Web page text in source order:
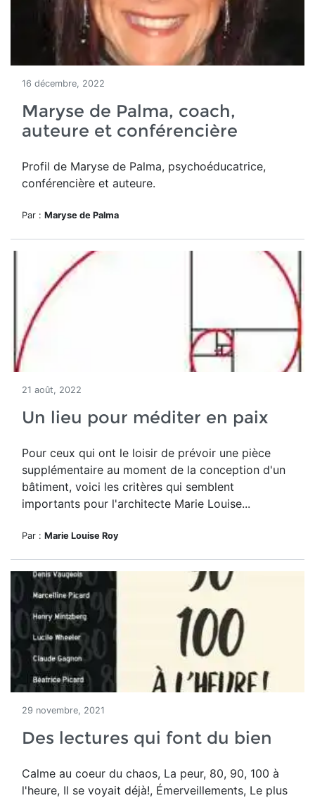
16 décembre, 2022
Maryse de Palma, coach,
auteure et conférencière
Profil de Maryse de Palma, psychoéducatrice,
conférencière et auteure.
Par : Maryse de Palma
21 août, 2022
Un lieu pour méditer en paix
Pour ceux qui ont le loisir de prévoir une pièce
supplémentaire au moment de la conception d'un
bâtiment, voici les critères qui semblent
importants pour l'architecte Marie Louise...
Par : Marie Louise Roy
29 novembre, 2021
Des lectures qui font du bien
Calme au coeur du chaos, La peur, 80, 90, 100 à
l'heure, Il se voyait déjà!, Émerveillements, Le plus